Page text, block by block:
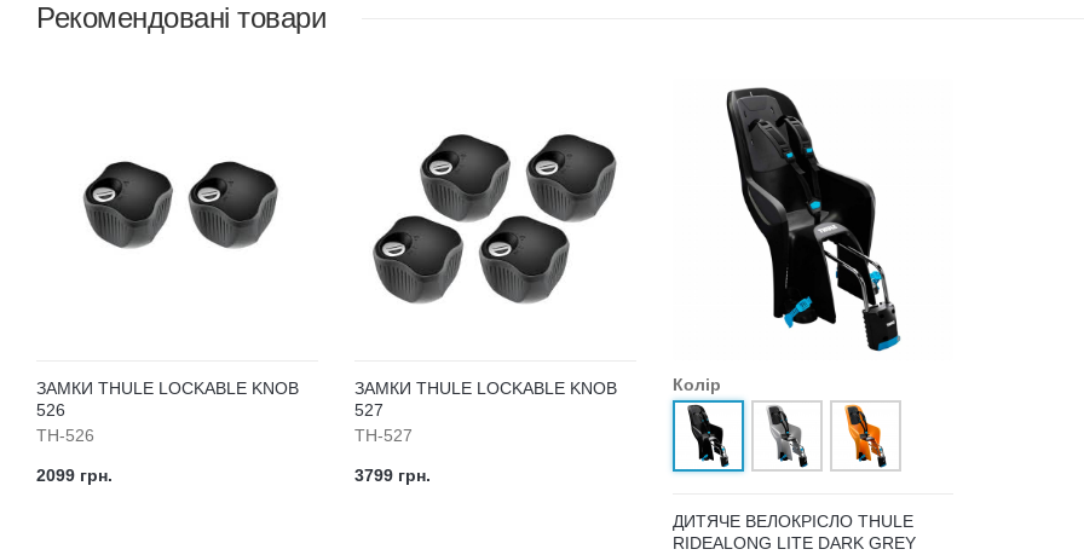
Рекомендовані товари
ЗАМКИ THULE LOCKABLE KNOB
526
TH-526
2099 грн.
ЗАМКИ THULE LOCKABLE KNOB
527
TH-527
3799 грн.
Колір
ДИТЯЧЕ ВЕЛОКРІСЛО THULE
RIDEALONG LITE DARK GREY